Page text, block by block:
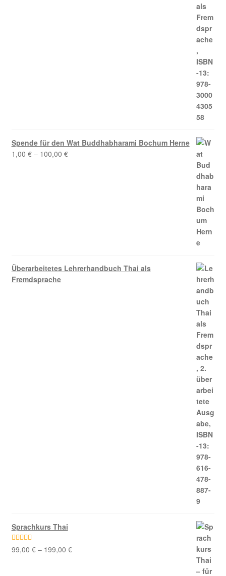
Spende für den Wat Buddhabharami Bochum Herne
1,00 €– 100,00 €
Überarbeitetes Lehrerhandbuch Thai als
Fremdsprache
Sprachkurs Thai
Bewertet mit
99,00 €– 199,00 €